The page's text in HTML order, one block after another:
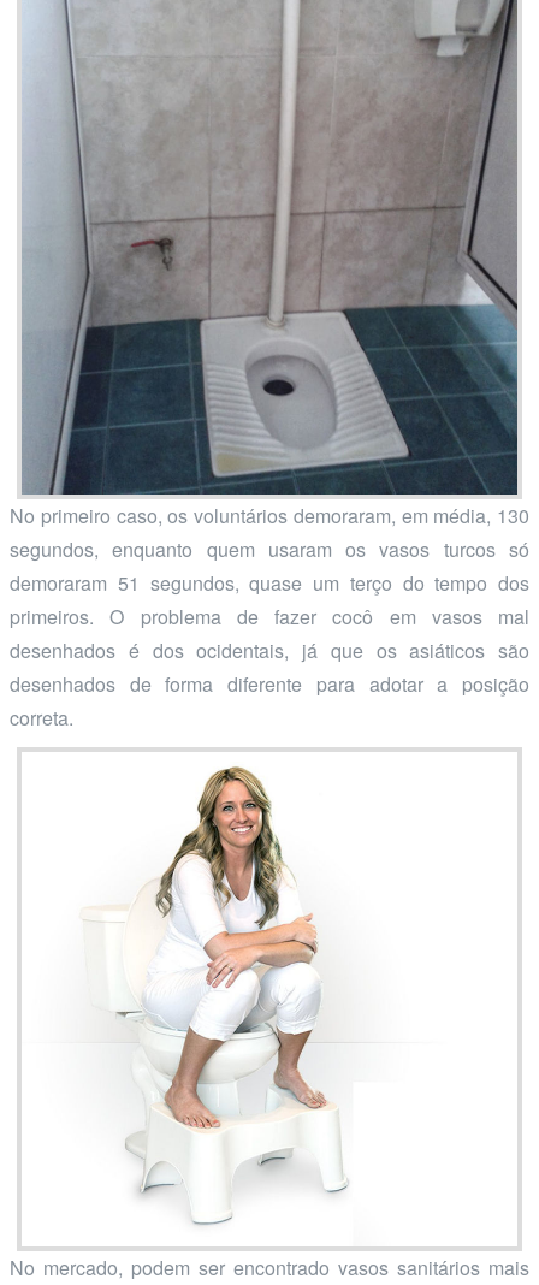
No primeiro caso, os voluntários demoraram, em média, 130
segundos, enquanto quem usaram os vasos turcos só
demoraram 51 segundos, quase um terço do tempo dos
primeiros. O problema de fazer cocô em vasos mal
desenhados é dos ocidentais, já que os asiáticos são
desenhados de forma diferente para adotar a posição
correta.
No mercado, podem ser encontrado vasos sanitários mais